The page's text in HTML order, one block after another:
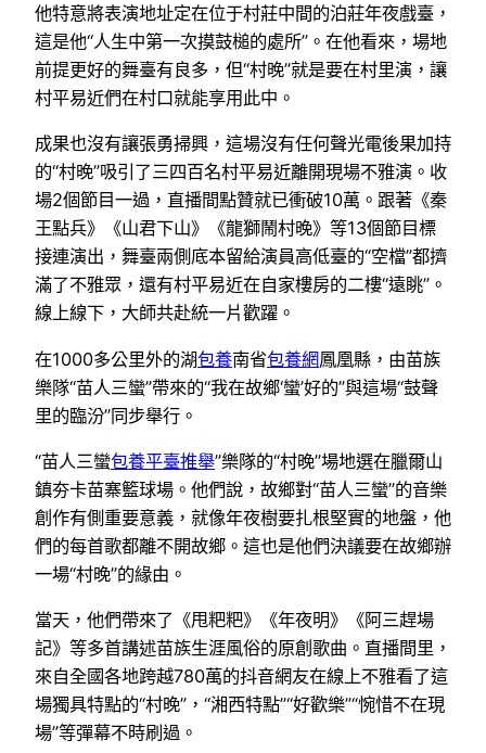
他特意將表演地址定在位于村莊中間的泊莊年夜戲臺，
這是他“人生中第一次摸鼓槌的處所”。在他看來，場地
前提更好的舞臺有良多，但“村晚”就是要在村里演，讓
村平易近們在村口就能享用此中。
成果也沒有讓張勇掃興，這場沒有任何聲光電後果加持
的“村晚”吸引了三四百名村平易近離開現場不雅演。收
場2個節目一過，直播間點贊就已衝破10萬。跟著《秦
王點兵》《山君下山》《龍獅鬧村晚》等13個節目標
接連演出，舞臺兩側底本留給演員高低臺的“空檔”都擠
滿了不雅眾，還有村平易近在自家樓房的二樓“遠眺”。
線上線下，大師共赴統一片歡躍。
在1000多公里外的湖包養南省包養網鳳凰縣，由苗族
樂隊“苗人三蠻”帶來的“我在故鄉‘蠻’好的”與這場“鼓聲
里的臨汾”同步舉行。
“苗人三蠻包養平臺推舉”樂隊的“村晚”場地選在臘爾山
鎮夯卡苗寨籃球場。他們說，故鄉對“苗人三蠻”的音樂
創作有側重要意義，就像年夜樹要扎根堅實的地盤，他
們的每首歌都離不開故鄉。這也是他們決議要在故鄉辦
一場“村晚”的緣由。
當天，他們帶來了《甩粑粑》《年夜明》《阿三趕場
記》等多首講述苗族生涯風俗的原創歌曲。直播間里，
來自全國各地跨越780萬的抖音網友在線上不雅看了這
場獨具特點的“村晚”，“湘西特點”“好歡樂”“惋惜不在現
場”等彈幕不時刷過。